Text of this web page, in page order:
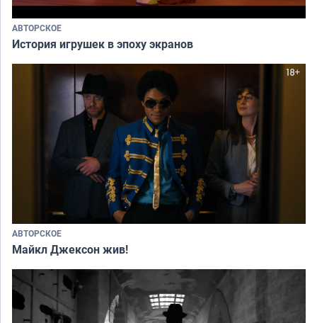
АВТОРСКОЕ
История игрушек в эпоху экранов
АВТОРСКОЕ
Майкл Джексон жив!